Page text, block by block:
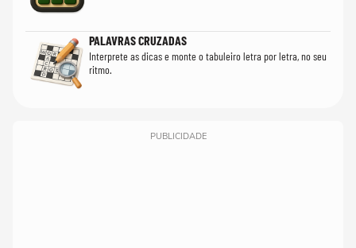
PALAVRAS CRUZADAS
Interprete as dicas e monte o tabuleiro letra por letra, no seu
ritmo.
PUBLICIDADE